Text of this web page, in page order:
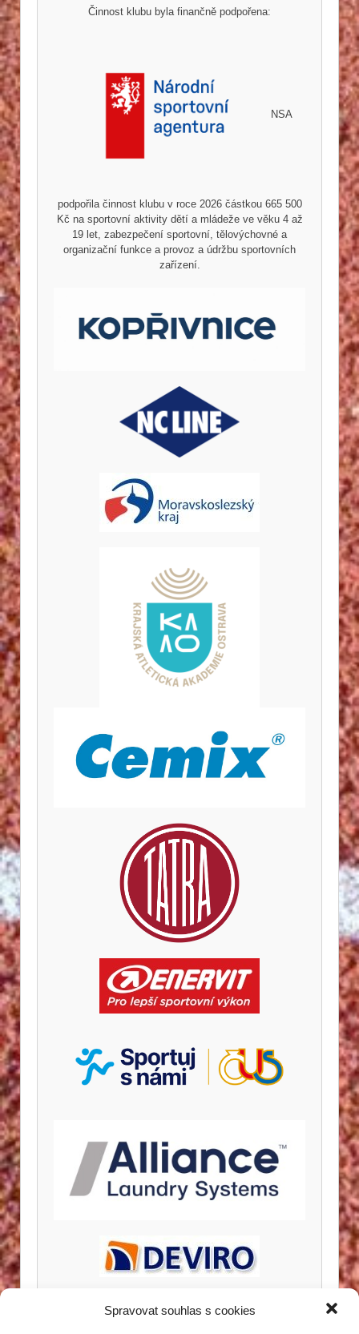
Spravovat souhlas s cookies
Činnost klubu byla finančně podpořena:
NSA
podpořila činnost klubu v roce 2026 částkou 665 500
Kč na sportovní aktivity dětí a mládeže ve věku 4 až
19 let, zabezpečení sportovní, tělovýchovné a
organizační funkce a provoz a údržbu sportovních
zařízení.